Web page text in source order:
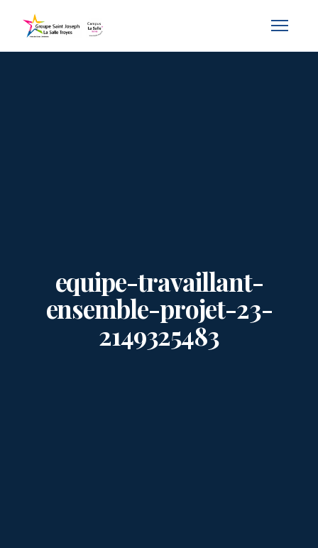
equipe-travaillant-
ensemble-projet-23-
2149325483